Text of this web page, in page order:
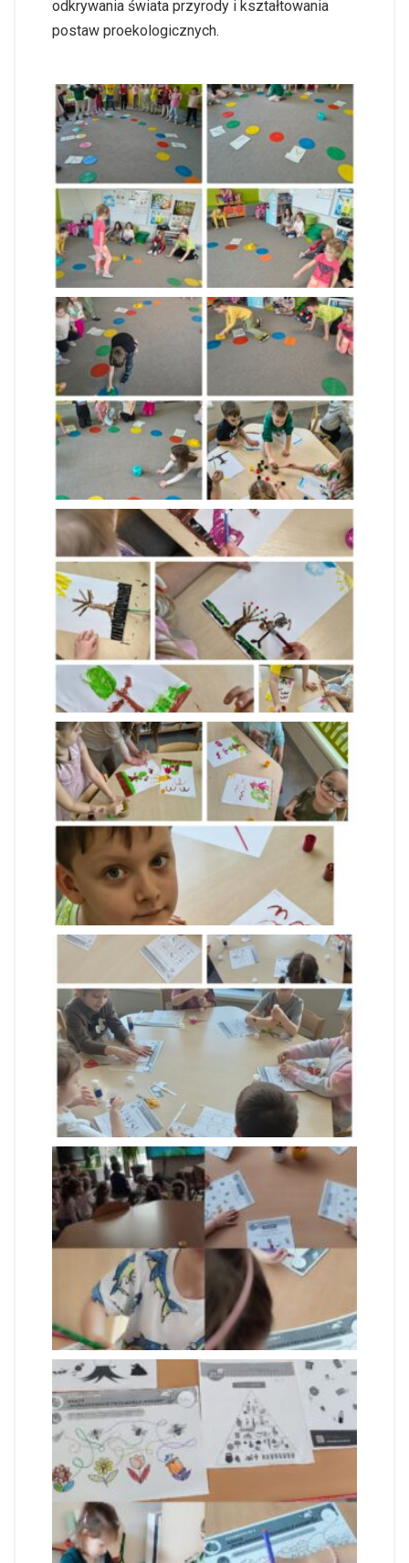
odkrywania świata przyrody i kształtowania
postaw proekologicznych.